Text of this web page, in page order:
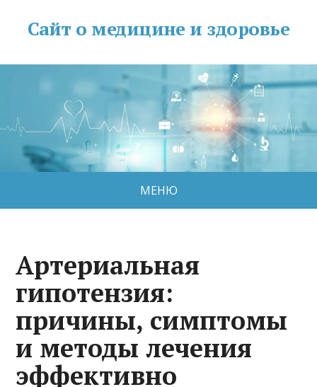
Сайт о медицине и здоровье
МЕНЮ
Артериальная
гипотензия:
причины, симптомы
и методы лечения
эффективно